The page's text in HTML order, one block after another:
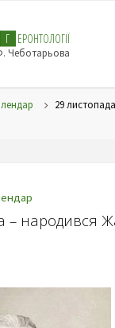
Г ЕРОНТОЛОГІЇ
Чеботарьова
29
– народився